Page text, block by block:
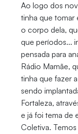
Ao logo dos
tinha que tomar
o corpo dela,
que períodos...
pensada para
Rádio Mamãe,
tinha que fazer
sendo
Fortaleza,
e já foi tema de
Coletiva.